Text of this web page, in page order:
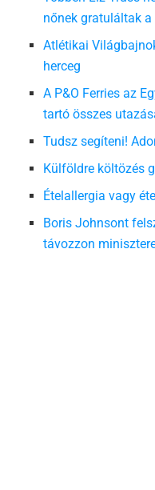
nőnek gratuláltak a
Atlétikai
herceg
A P&O Ferries az
tartó összes
Tudsz segíteni!
Külföldre költözés
Ételallergia vagy
Boris Johnsont
távozzon